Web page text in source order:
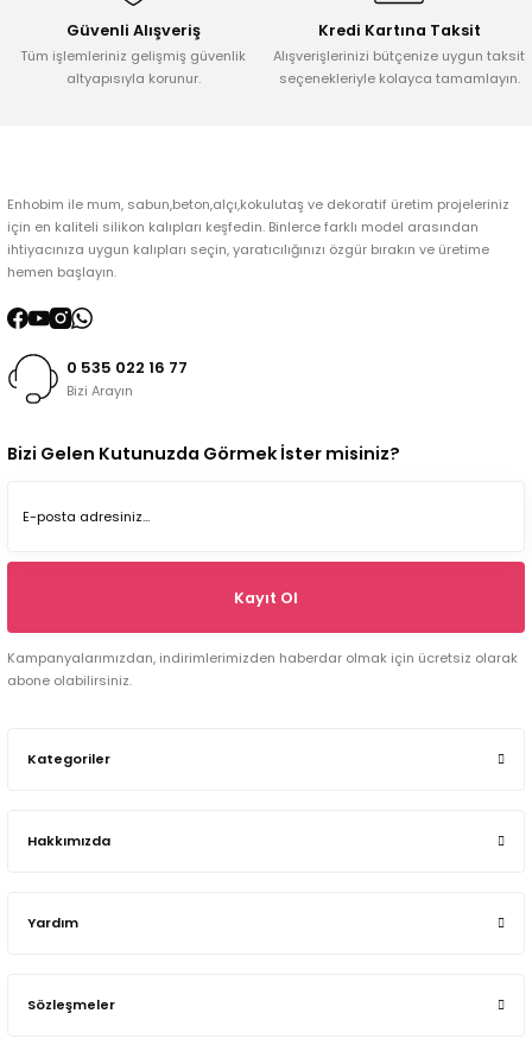
Bu ürüne benzer farklı alternatifler olmalı.
Güvenli Alışveriş
Tüm işlemleriniz gelişmiş güvenlik
altyapısıyla korunur.
Kredi Kartına Taksit
Alışverişlerinizi bütçenize uygun taksit
seçenekleriyle kolayca tamamlayın.
Enhobim ile mum, sabun,beton,alçı,kokulutaş ve dekoratif üretim projeleriniz
için en kaliteli silikon kalıpları keşfedin. Binlerce farklı model arasından
ihtiyacınıza uygun kalıpları seçin, yaratıcılığınızı özgür bırakın ve üretime
hemen başlayın.
0 535 022 16 77
Bizi Arayın
Kategoriler
Hakkımızda
Yardım
Sözleşmeler
Bizi Gelen Kutunuzda Görmek İster misiniz?
Kayıt Ol
Kampanyalarımızdan, indirimlerimizden haberdar olmak için ücretsiz olarak
abone olabilirsiniz.